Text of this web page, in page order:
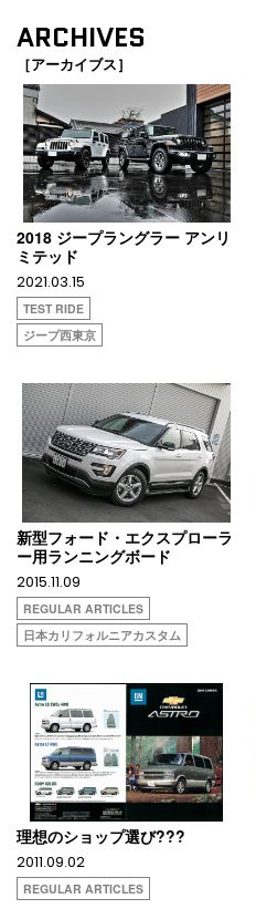
ARCHIVES
［アーカイブス］
2018 ジープラングラー アンリ
ミテッド
2021.03.15
TEST RIDE
ジープ西東京
新型フォード・エクスプローラ
ー用ランニングボード
2015.11.09
REGULAR ARTICLES
日本カリフォルニアカスタム
理想のショップ選び???
2011.09.02
REGULAR ARTICLES